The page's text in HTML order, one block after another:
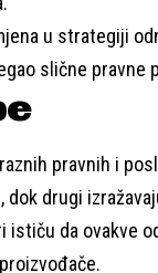
u strategiji
slične pravne
pravnih i
drugi
da ovakve